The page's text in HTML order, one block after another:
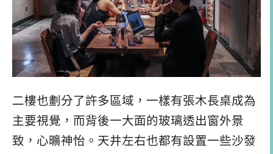
二樓也劃分了許多區域，一樣有張木長桌成為
主要視覺，而背後一大面的玻璃透出窗外景
致，心曠神怡。天井左右也都有設置一些沙發